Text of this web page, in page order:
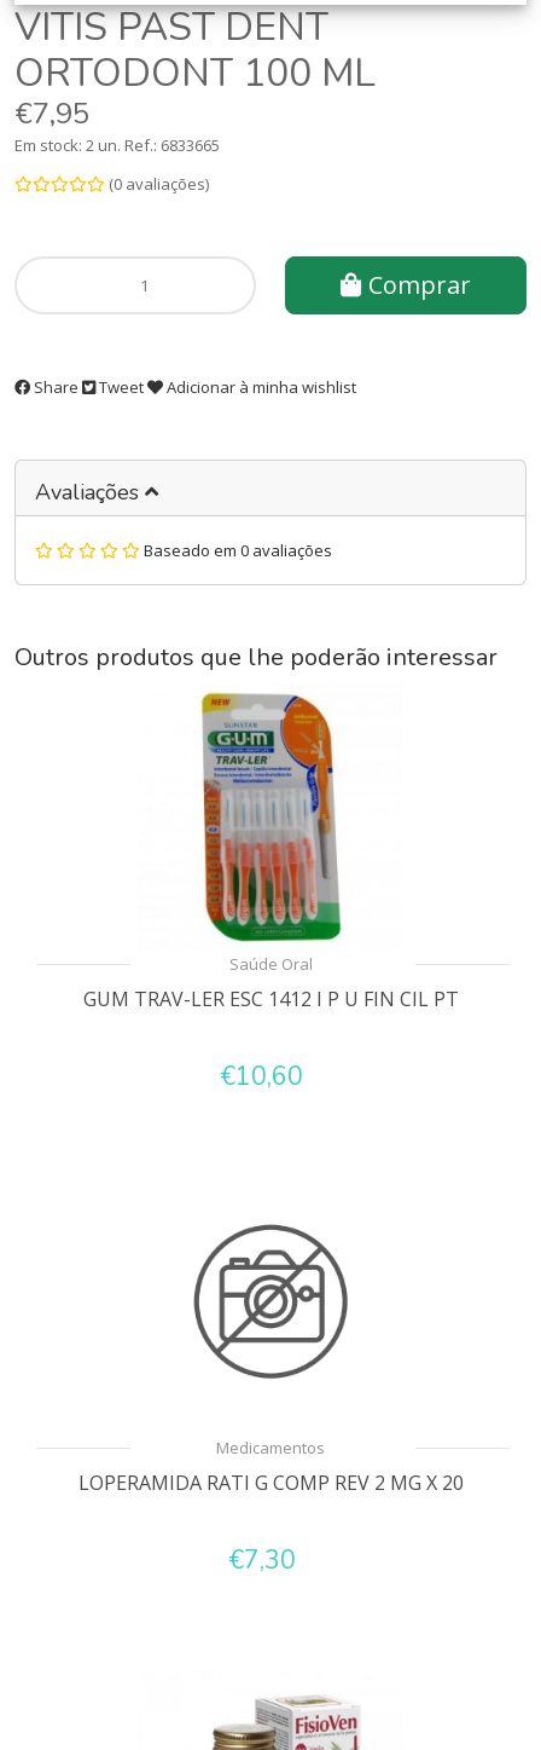
VITIS PAST DENT
ORTODONT 100 ML
€7,95
Em stock: 2 un. Ref.: 6833665
(0 avaliações)
Comprar
Share Tweet Adicionar à minha wishlist
Avaliações
Baseado em 0 avaliações
Outros produtos que lhe poderão interessar
Saúde Oral
GUM TRAV-LER ESC 1412 I P U FIN CIL PT
€10,60
Medicamentos
LOPERAMIDA RATI G COMP REV 2 MG X 20
€7,30